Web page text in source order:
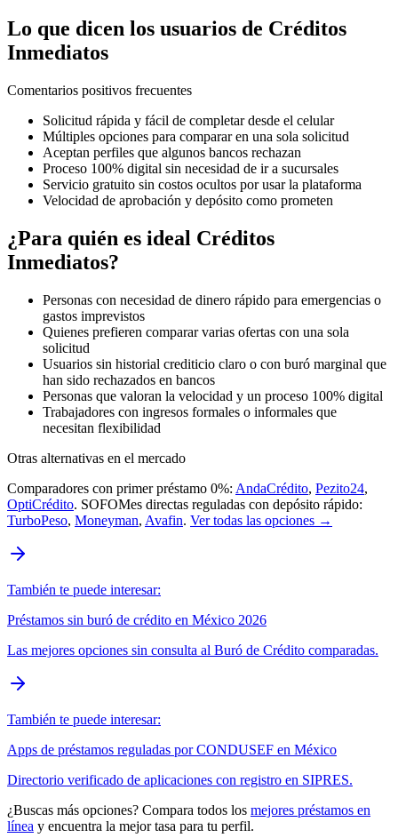
Lo que dicen los usuarios de Créditos
Inmediatos
Comentarios positivos frecuentes
Solicitud rápida y fácil de completar desde el celular
Múltiples opciones para comparar en una sola solicitud
Aceptan perfiles que algunos bancos rechazan
Proceso 100% digital sin necesidad de ir a sucursales
Servicio gratuito sin costos ocultos por usar la plataforma
Velocidad de aprobación y depósito como prometen
¿Para quién es ideal Créditos
Inmediatos?
Personas con necesidad de dinero rápido para emergencias o
gastos imprevistos
Quienes prefieren comparar varias ofertas con una sola
solicitud
Usuarios sin historial crediticio claro o con buró marginal que
han sido rechazados en bancos
Personas que valoran la velocidad y un proceso 100% digital
Trabajadores con ingresos formales o informales que
necesitan flexibilidad
Otras alternativas en el mercado
Comparadores con primer préstamo 0%: AndaCrédito, Pezito24,
OptiCrédito. SOFOMes directas reguladas con depósito rápido:
TurboPeso, Moneyman, Avafin. Ver todas las opciones →
También te puede interesar:
Préstamos sin buró de crédito en México 2026
Las mejores opciones sin consulta al Buró de Crédito comparadas.
También te puede interesar:
Apps de préstamos reguladas por CONDUSEF en México
Directorio verificado de aplicaciones con registro en SIPRES.
¿Buscas más opciones? Compara todos los mejores préstamos en
línea y encuentra la mejor tasa para tu perfil.